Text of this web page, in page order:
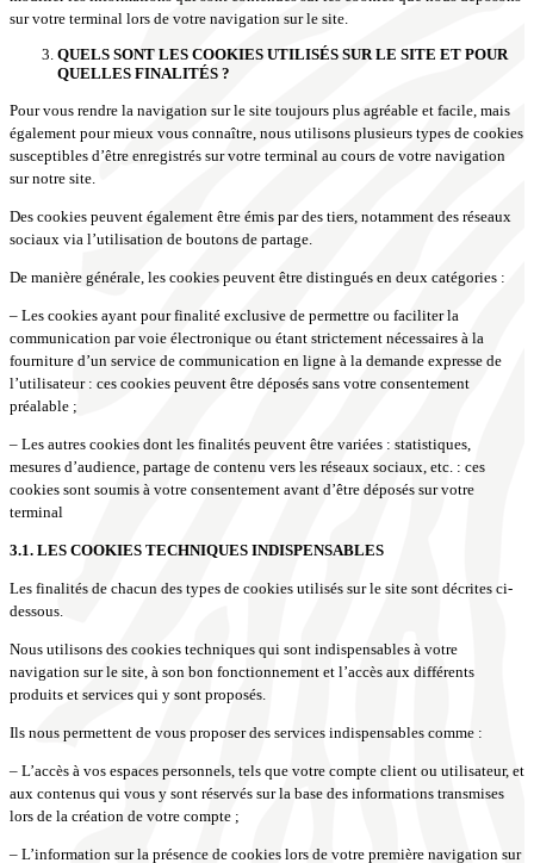
sur votre terminal lors de votre navigation sur le site.
QUELS SONT LES COOKIES UTILISÉS SUR LE SITE ET POUR
QUELLES FINALITÉS ?
Pour vous rendre la navigation sur le site toujours plus agréable et facile, mais
également pour mieux vous connaître, nous utilisons plusieurs types de cookies
susceptibles d’être enregistrés sur votre terminal au cours de votre navigation
sur notre site.
Des cookies peuvent également être émis par des tiers, notamment des réseaux
sociaux via l’utilisation de boutons de partage.
De manière générale, les cookies peuvent être distingués en deux catégories :
– Les cookies ayant pour finalité exclusive de permettre ou faciliter la
communication par voie électronique ou étant strictement nécessaires à la
fourniture d’un service de communication en ligne à la demande expresse de
l’utilisateur : ces cookies peuvent être déposés sans votre consentement
préalable ;
– Les autres cookies dont les finalités peuvent être variées : statistiques,
mesures d’audience, partage de contenu vers les réseaux sociaux, etc. : ces
cookies sont soumis à votre consentement avant d’être déposés sur votre
terminal
3.1. LES COOKIES TECHNIQUES INDISPENSABLES
Les finalités de chacun des types de cookies utilisés sur le site sont décrites ci-
dessous.
Nous utilisons des cookies techniques qui sont indispensables à votre
navigation sur le site, à son bon fonctionnement et l’accès aux différents
produits et services qui y sont proposés.
Ils nous permettent de vous proposer des services indispensables comme :
– L’accès à vos espaces personnels, tels que votre compte client ou utilisateur, et
aux contenus qui vous y sont réservés sur la base des informations transmises
lors de la création de votre compte ;
– L’information sur la présence de cookies lors de votre première navigation sur